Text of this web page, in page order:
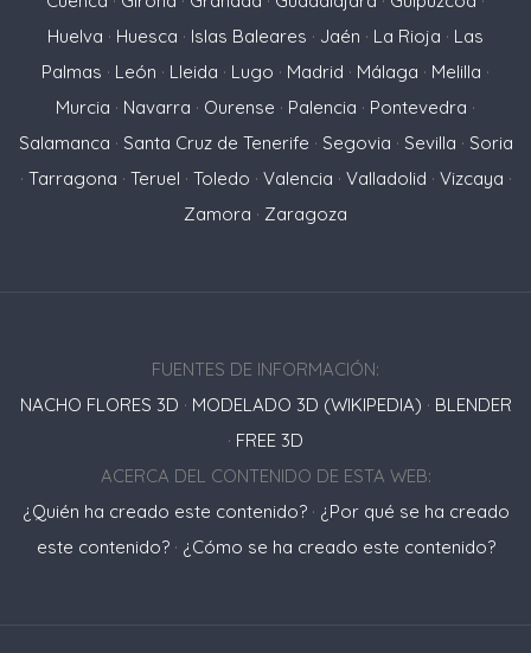
Huelva · Huesca · Islas Baleares · Jaén · La Rioja · Las
Palmas · León · Lleida · Lugo · Madrid · Málaga · Melilla ·
Murcia · Navarra · Ourense · Palencia · Pontevedra ·
Salamanca · Santa Cruz de Tenerife · Segovia · Sevilla · Soria
· Tarragona · Teruel · Toledo · Valencia · Valladolid · Vizcaya ·
Zamora · Zaragoza
FUENTES DE INFORMACIÓN:
NACHO FLORES 3D · MODELADO 3D (WIKIPEDIA) · BLENDER
· FREE 3D
ACERCA DEL CONTENIDO DE ESTA WEB:
¿Quién ha creado este contenido?· ¿Por qué se ha creado
este contenido?· ¿Cómo se ha creado este contenido?